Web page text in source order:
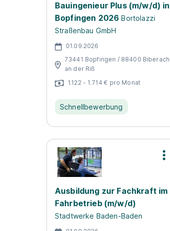
Bauingenieur Plus (m/w/d) in
Bopfingen 2026 Bortolazzi
Straßenbau GmbH
01.09.2026
73441 Bopfingen / 88400 Biberach
an der Riß
1.122 - 1.714 € pro Monat
Schnellbewerbung
Ausbildung zur Fachkraft im
Fahrbetrieb (m/w/d)
Stadtwerke Baden-Baden